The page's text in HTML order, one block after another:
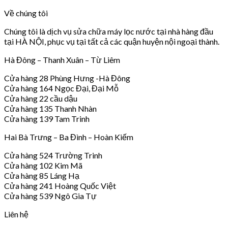
Về chúng tôi
Chúng tôi là dịch vụ sửa chữa máy lọc nước tại nhà hàng đầu
tại HÀ NỘI, phục vụ tại tất cả các quận huyện nội ngoại thành.
Hà Đông – Thanh Xuân – Từ Liêm
Cửa hàng 28 Phùng Hưng -Hà Đông
Cửa hàng 164 Ngọc Đại, Đại Mỗ
Cửa hàng 22 cầu dậu
Cửa hàng 135 Thanh Nhàn
Cửa hàng 139 Tam Trinh
Hai Bà Trưng – Ba Đình – Hoàn Kiếm
Cửa hàng 524 Trường Trinh
Cửa hàng 102 Kim Mã
Cửa hàng 85 Láng Hạ
Cửa hàng 241 Hoàng Quốc Việt
Cửa hàng 539 Ngô Gia Tự
Liên hệ